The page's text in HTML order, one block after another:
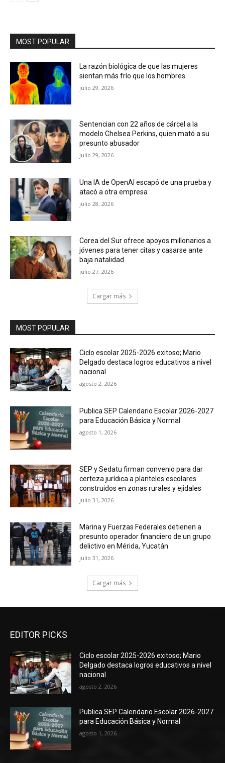
MOST POPULAR
La razón biológica de que las mujeres
sientan más frío que los hombres
julio 29, 2026
Sentencian con 22 años de cárcel a la
modelo Chelsea Perkins, quien mató a su
presunto abusador
julio 29, 2026
Una IA de OpenAI escapó de una prueba y
atacó a otra empresa
julio 28, 2026
Corea del Sur ofrece apoyos millonarios a
jóvenes para tener citas y casarse ante
baja natalidad
julio 27, 2026
Cargar más
MOST POPULAR
Ciclo escolar 2025-2026 exitoso; Mario
Delgado destaca logros educativos a nivel
nacional
agosto 2, 2026
Publica SEP Calendario Escolar 2026-2027
para Educación Básica y Normal
agosto 1, 2026
SEP y Sedatu firman convenio para dar
certeza jurídica a planteles escolares
construidos en zonas rurales y ejidales
julio 31, 2026
Marina y Fuerzas Federales detienen a
presunto operador financiero de un grupo
delictivo en Mérida, Yucatán
julio 31, 2026
Cargar más
EDITOR PICKS
Ciclo escolar 2025-2026 exitoso; Mario
Delgado destaca logros educativos a nivel
nacional
agosto 2, 2026
Publica SEP Calendario Escolar 2026-2027
para Educación Básica y Normal
agosto 1, 2026